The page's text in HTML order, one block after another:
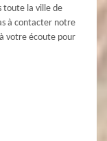
toute la ville de
à contacter notre
votre écoute pour